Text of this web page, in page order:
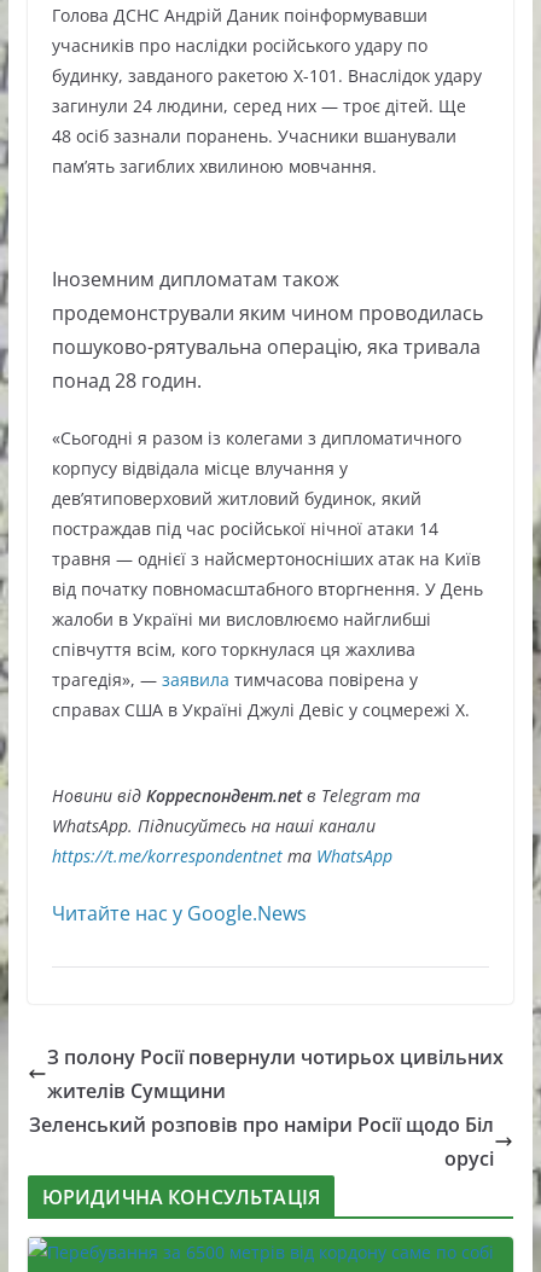
Голова ДСНС Андрій Даник поінформувавши
учасників про наслідки російського удару по
будинку, завданого ракетою Х-101. Внаслідок удару
загинули 24 людини, серед них — троє дітей. Ще
48 осіб зазнали поранень. Учасники вшанували
пам’ять загиблих хвилиною мовчання.
Іноземним дипломатам також
продемонстрували яким чином проводилась
пошуково-рятувальна операцію, яка тривала
понад 28 годин.
«Сьогодні я разом із колегами з дипломатичного
корпусу відвідала місце влучання у
дев’ятиповерховий житловий будинок, який
постраждав під час російської нічної атаки 14
травня — однієї з найсмертоносніших атак на Київ
від початку повномасштабного вторгнення. У День
жалоби в Україні ми висловлюємо найглибші
співчуття всім, кого торкнулася ця жахлива
трагедія», — заявила тимчасова повірена у
справах США в Україні Джулі Девіс у соцмережі Х.
Новини відКорреспондент.netв Telegram та
WhatsApp. Підписуйтесь на наші канали
https://t.me/korrespondentnetта WhatsApp
Читайте нас у Google.News
З полону Росії повернули чотирьох цивільних
жителів Сумщини
Зеленський розповів про наміри Росії щодо Біл
орусі
ЮРИДИЧНА КОНСУЛЬТАЦІЯ